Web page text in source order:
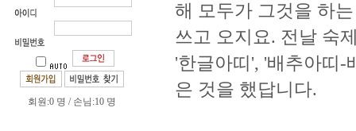
회원:0 명 / 손님:10 명
해 모두가 그것을 하
쓰고 오지요. 전날 숙
'한글아띠', '배추아띠-
은 것을 했답니다.